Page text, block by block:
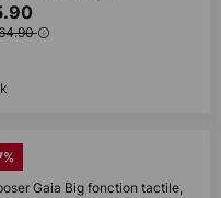
Gaia Big fonction tactile,